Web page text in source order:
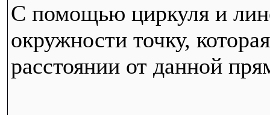
С помощью циркуля и
окружности точку,
расстоянии от данной